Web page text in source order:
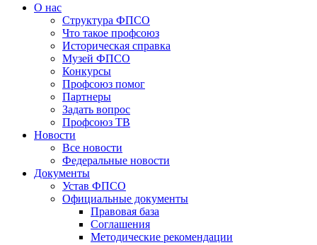
О нас
Структура ФПСО
Что такое профсоюз
Историческая справка
Музей ФПСО
Конкурсы
Профсоюз помог
Партнеры
Задать вопрос
Профсоюз ТВ
Новости
Все новости
Федеральные новости
Документы
Устав ФПСО
Официальные документы
Правовая база
Соглашения
Методические рекомендации